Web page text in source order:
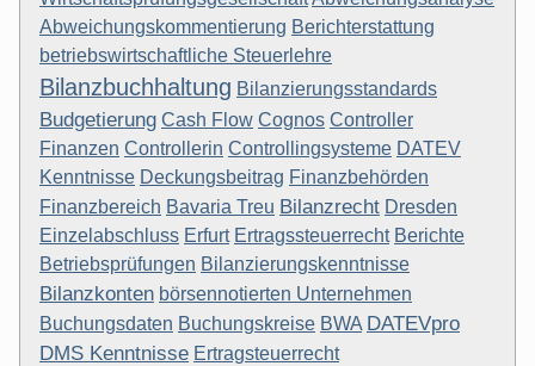
Abweichungskommentierung Berichterstattung
betriebswirtschaftliche Steuerlehre
Bilanzbuchhaltung Bilanzierungsstandards
Budgetierung Cash Flow Cognos Controller
Finanzen Controllerin Controllingsysteme DATEV
Kenntnisse Deckungsbeitrag Finanzbehörden
Finanzbereich Bavaria Treu Bilanzrecht Dresden
Einzelabschluss Erfurt Ertragssteuerrecht Berichte
Betriebsprüfungen Bilanzierungskenntnisse
Bilanzkonten börsennotierten Unternehmen
Buchungsdaten Buchungskreise BWA DATEVpro
DMS Kenntnisse Ertragsteuerrecht